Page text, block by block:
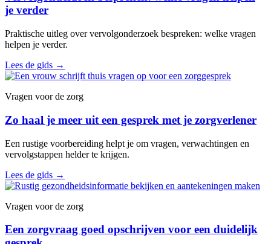
je verder
Praktische uitleg over vervolgonderzoek bespreken: welke vragen
helpen je verder.
Lees de gids →
Vragen voor de zorg
Zo haal je meer uit een gesprek met je zorgverlener
Een rustige voorbereiding helpt je om vragen, verwachtingen en
vervolgstappen helder te krijgen.
Lees de gids →
Vragen voor de zorg
Een zorgvraag goed opschrijven voor een duidelijk